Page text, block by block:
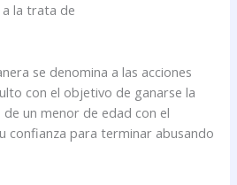
a la trata de
se denomina a las acciones
con el objetivo de ganarse la
un menor de edad con el
confianza para terminar abusando